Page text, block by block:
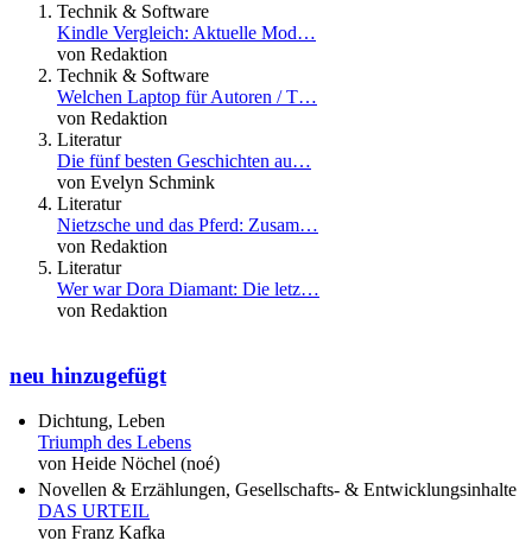
Technik & Software
Kindle Vergleich: Aktuelle Mod…
von Redaktion
Technik & Software
Welchen Laptop für Autoren / T…
von Redaktion
Literatur
Die fünf besten Geschichten au…
von Evelyn Schmink
Literatur
Nietzsche und das Pferd: Zusam…
von Redaktion
Literatur
Wer war Dora Diamant: Die letz…
von Redaktion
neu hinzugefügt
Dichtung, Leben
Triumph des Lebens
von Heide Nöchel (noé)
Novellen & Erzählungen, Gesellschafts- & Entwicklungsinhalte
DAS URTEIL
von Franz Kafka